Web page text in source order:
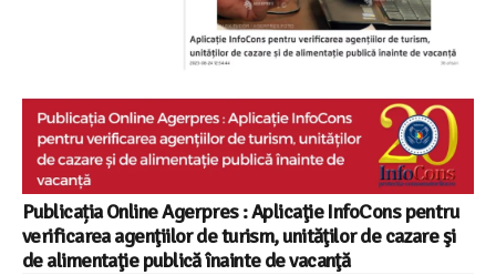
Publicația Online Agerpres : Aplicaţie InfoCons pentru
verificarea agenţiilor de turism, unităţilor de cazare şi
de alimentaţie publică înainte de vacanţă